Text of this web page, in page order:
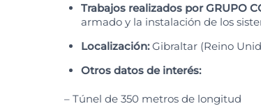
Trabajos realizados por GRUPO
armado y la instalación de los
Localización:Gibraltar (Reino
Otros datos de interés:
– Túnel de 350 metros de longitud